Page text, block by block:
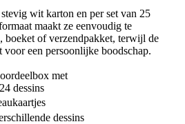
. Wenskaarten zijn perfect voor
zelfstandig geschenk. Ze zijn
stijlen, zodat je altijd de juiste kaart
het nu een verjaardag, huwelijk,
het stijlvol labelen van geschenken.
kleuren en stijlen, zorgen ze voor
afwerking van elk geschenk.
wit karton en per set van 25
maakt ze eenvoudig te
boeket of verzendpakket, terwijl de
een persoonlijke boodschap.
met
dessins
dessins